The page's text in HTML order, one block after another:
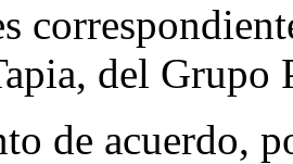
del Grupo
de acuerdo,